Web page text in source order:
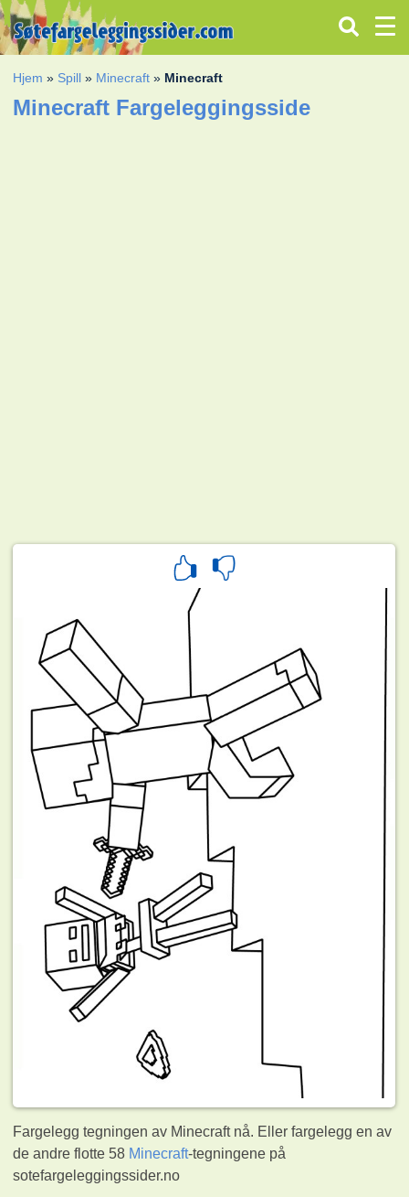
Hjem » Spill » Minecraft » Minecraft
Minecraft Fargeleggingsside
Fargelegg tegningen av Minecraft nå. Eller fargelegg en av
de andre flotte 58 Minecraft-tegningene på
sotefargeleggingssider.no